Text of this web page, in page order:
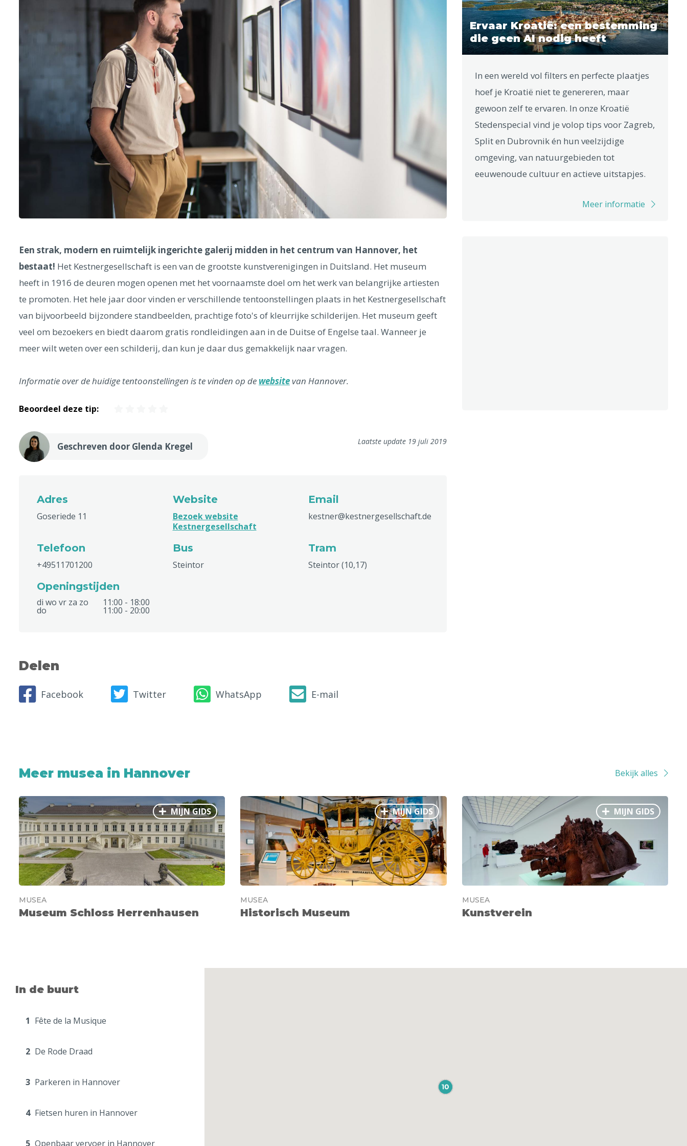
Een strak, modern en ruimtelijk ingerichte galerij midden in het centrum van Hannover, het
bestaat! Het Kestnergesellschaft is een van de grootste kunstverenigingen in Duitsland. Het museum
heeft in 1916 de deuren mogen openen met het voornaamste doel om het werk van belangrijke artiesten
te promoten. Het hele jaar door vinden er verschillende tentoonstellingen plaats in het Kestnergesellschaft
van bijvoorbeeld bijzondere standbeelden, prachtige foto's of kleurrijke schilderijen. Het museum geeft
veel om bezoekers en biedt daarom gratis rondleidingen aan in de Duitse of Engelse taal. Wanneer je
meer wilt weten over een schilderij, dan kun je daar dus gemakkelijk naar vragen.
Informatie over de huidige tentoonstellingen is te vinden op de websitevan Hannover.
Beoordeel deze tip:
Geschreven door Glenda Kregel Laatste update 19 juli 2019
Adres
Goseriede 11
Website
Bezoek website
Kestnergesellschaft
Email
kestner@kestnergesellschaft.de
Telefoon
+49511701200
Bus
Steintor
Tram
Steintor (10,17)
Openingstijden
di wo vr za zo 11:00 - 18:00
do 11:00 - 20:00
Delen
Facebook Twitter WhatsApp E-mail
Ervaar Kroatië: een bestemming
die geen AI nodig heeft
In een wereld vol filters en perfecte plaatjes
hoef je Kroatië niet te genereren, maar
gewoon zelf te ervaren. In onze Kroatië
Stedenspecial vind je volop tips voor Zagreb,
Split en Dubrovnik én hun veelzijdige
omgeving, van natuurgebieden tot
eeuwenoude cultuur en actieve uitstapjes.
Meer informatie
Meer musea in Hannover Bekijk alles
MIJN GIDS
MUSEA
Museum Schloss Herrenhausen
MIJN GIDS
MUSEA
Historisch Museum
MIJN GIDS
MUSEA
Kunstverein
In de buurt
1 Fête de la Musique
2 De Rode Draad
3 Parkeren in Hannover
4 Fietsen huren in Hannover
5 Openbaar vervoer in Hannover